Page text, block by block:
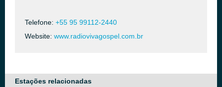
Telefone: +55 95 99112-2440
Website: www.radiovivagospel.com.br
Estações relacionadas